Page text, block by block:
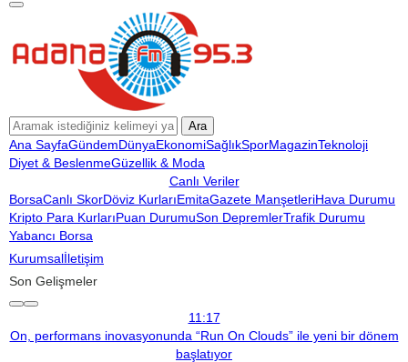
Ara
Ana SayfaGündemDünyaEkonomiSağlıkSporMagazinTeknoloji
Diyet & BeslenmeGüzellik & Moda
Canlı Veriler
BorsaCanlı SkorDöviz KurlarıEmitaGazete ManşetleriHava Durumu
Kripto Para KurlarıPuan DurumuSon DepremlerTrafik Durumu
Yabancı Borsa
Kurumsalİletişim
Son Gelişmeler
11:17
On, performans inovasyonunda “Run On Clouds” ile yeni bir dönem
başlatıyor